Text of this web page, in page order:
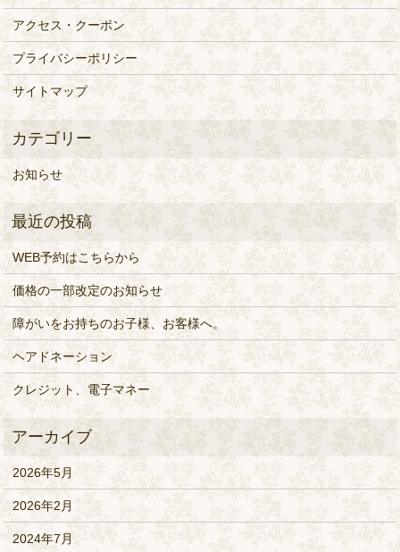
アクセス・クーポン
プライバシーポリシー
サイトマップ
お知らせ
WEB予約はこちらから
価格の一部改定のお知らせ
障がいをお持ちのお子様、お客様へ。
ヘアドネーション
クレジット、電子マネー
2026年5月
2026年2月
2024年7月